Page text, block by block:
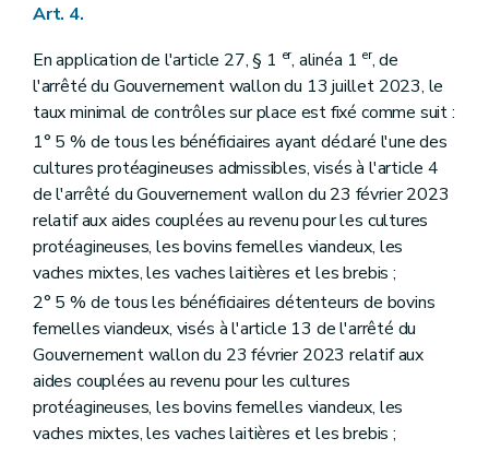
Art. 4.
En application de l'article 27, § 1 er, alinéa 1 er, de
l'arrêté du Gouvernement wallon du 13 juillet 2023, le
taux minimal de contrôles sur place est fixé comme suit :
1° 5 % de tous les bénéficiaires ayant déclaré l'une des
cultures protéagineuses admissibles, visés à l'article 4
de l'arrêté du Gouvernement wallon du 23 février 2023
relatif aux aides couplées au revenu pour les cultures
protéagineuses, les bovins femelles viandeux, les
vaches mixtes, les vaches laitières et les brebis ;
2° 5 % de tous les bénéficiaires détenteurs de bovins
femelles viandeux, visés à l'article 13 de l'arrêté du
Gouvernement wallon du 23 février 2023 relatif aux
aides couplées au revenu pour les cultures
protéagineuses, les bovins femelles viandeux, les
vaches mixtes, les vaches laitières et les brebis ;